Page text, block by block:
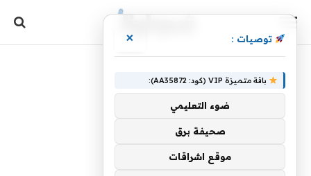
توصيات : ×
باقة متميزة VIP (كود: AA35872):
ضوء التعليمي
صحيفة برق
موقع اشراقات